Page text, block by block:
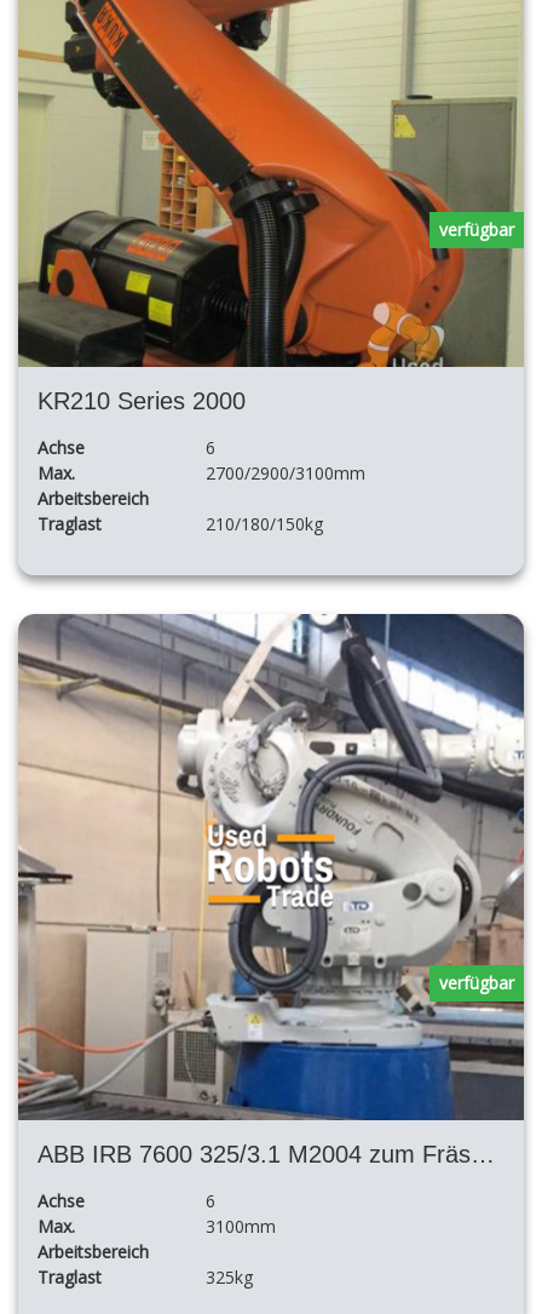
KR210 Series 2000
Achse
6
Max.
Arbeitsbereich
2700/2900/3100mm
Traglast 210/180/150kg
verfügbar
ABB IRB 7600 325/3.1 M2004 zum Fräsen und Schneiden
Achse
6
Max.
Arbeitsbereich
3100mm
Traglast 325kg
verfügbar